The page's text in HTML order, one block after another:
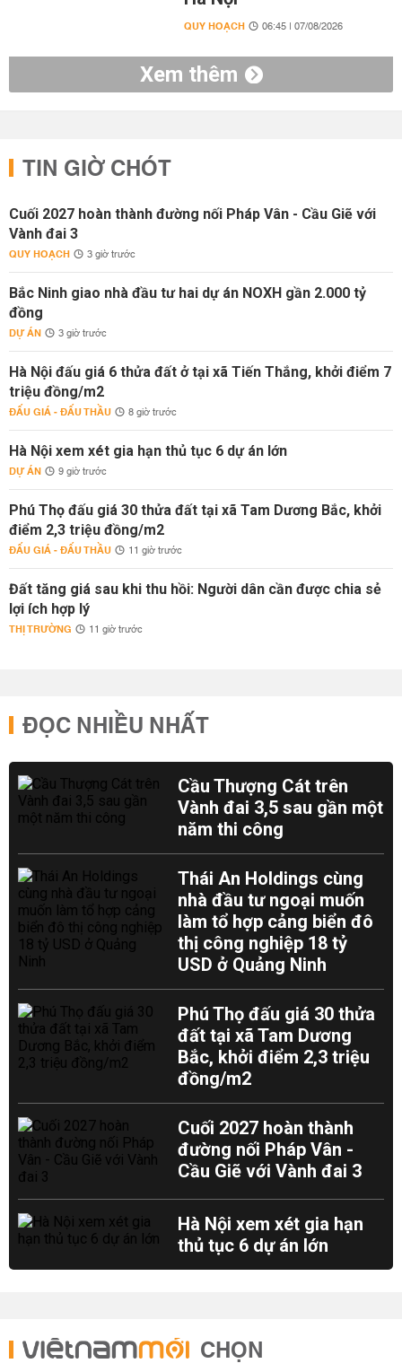
QUY HOẠCH 06:45 | 07/08/2026
Xem thêm
TIN GIỜ CHÓT
Cuối 2027 hoàn thành đường nối Pháp Vân - Cầu Giẽ với
Vành đai 3
QUY HOẠCH 3 giờ trước
Bắc Ninh giao nhà đầu tư hai dự án NOXH gần 2.000 tỷ
đồng
DỰ ÁN 3 giờ trước
Hà Nội đấu giá 6 thửa đất ở tại xã Tiến Thắng, khởi điểm 7
triệu đồng/m2
ĐẤU GIÁ - ĐẤU THẦU 8 giờ trước
Hà Nội xem xét gia hạn thủ tục 6 dự án lớn
DỰ ÁN 9 giờ trước
Phú Thọ đấu giá 30 thửa đất tại xã Tam Dương Bắc, khởi
điểm 2,3 triệu đồng/m2
ĐẤU GIÁ - ĐẤU THẦU 11 giờ trước
Đất tăng giá sau khi thu hồi: Người dân cần được chia sẻ
lợi ích hợp lý
THỊ TRƯỜNG 11 giờ trước
ĐỌC NHIỀU NHẤT
Cầu Thượng Cát trên
Vành đai 3,5 sau gần một
năm thi công
Thái An Holdings cùng
nhà đầu tư ngoại muốn
làm tổ hợp cảng biển đô
thị công nghiệp 18 tỷ
USD ở Quảng Ninh
Phú Thọ đấu giá 30 thửa
đất tại xã Tam Dương
Bắc, khởi điểm 2,3 triệu
đồng/m2
Cuối 2027 hoàn thành
đường nối Pháp Vân -
Cầu Giẽ với Vành đai 3
Hà Nội xem xét gia hạn
thủ tục 6 dự án lớn
CHỌN